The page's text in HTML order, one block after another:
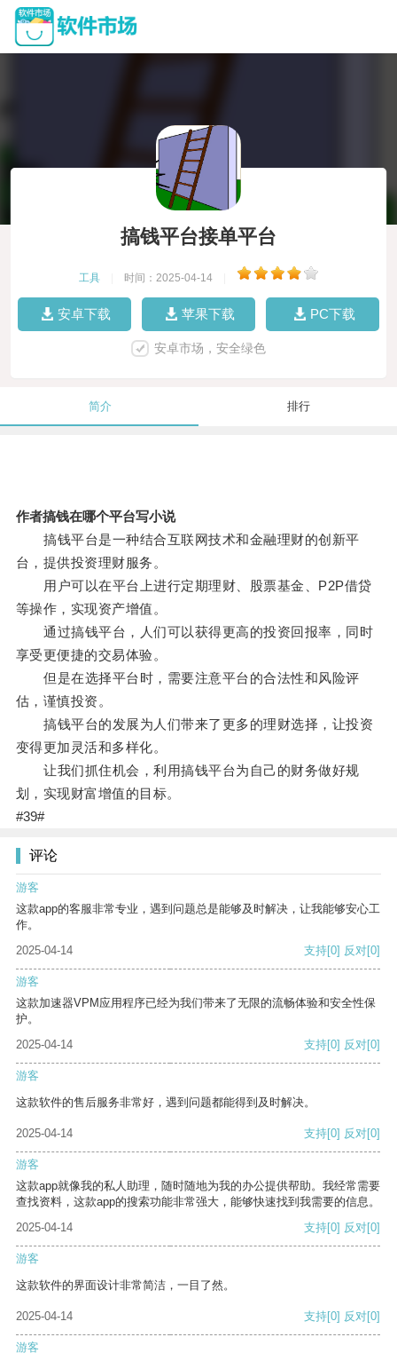
搞钱平台接单平台
工具 时间：2025-04-14
安卓下载 苹果下载 PC下载
安卓市场，安全绿色
简介 排行
作者搞钱在哪个平台写小说
搞钱平台是一种结合互联网技术和金融理财的创新平
台，提供投资理财服务。
用户可以在平台上进行定期理财、股票基金、P2P借贷
等操作，实现资产增值。
通过搞钱平台，人们可以获得更高的投资回报率，同时
享受更便捷的交易体验。
但是在选择平台时，需要注意平台的合法性和风险评
估，谨慎投资。
搞钱平台的发展为人们带来了更多的理财选择，让投资
变得更加灵活和多样化。
让我们抓住机会，利用搞钱平台为自己的财务做好规
划，实现财富增值的目标。
#39#
评论
游客
这款app的客服非常专业，遇到问题总是能够及时解决，让我能够安心工
作。
2025-04-14
支持[0] 反对[0]
游客
这款加速器VPM应用程序已经为我们带来了无限的流畅体验和安全性保
护。
2025-04-14
支持[0] 反对[0]
游客
这款软件的售后服务非常好，遇到问题都能得到及时解决。
2025-04-14 支持[0] 反对[0]
游客
这款app就像我的私人助理，随时随地为我的办公提供帮助。我经常需要
查找资料，这款app的搜索功能非常强大，能够快速找到我需要的信息。
2025-04-14
支持[0] 反对[0]
游客
这款软件的界面设计非常简洁，一目了然。
2025-04-14 支持[0] 反对[0]
游客